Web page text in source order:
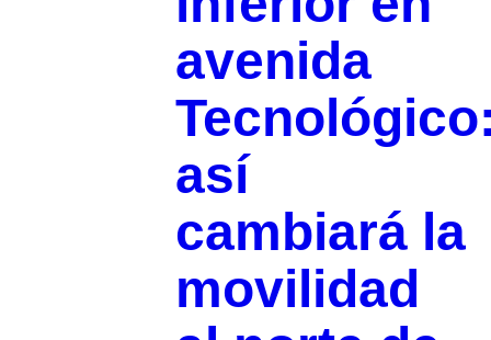
avenida
así
cambiará la
movilidad